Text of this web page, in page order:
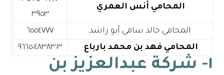
المحامي أنس العمري
٣٩٥٣
المحامي خالد سامي أبو راشد
٦٥٥٤٧٧٧
المحامي فهد بن محمد بارباع
٩٦٦٥٠٤٨٣٨٣٠٣
١- شركة عبدالعزيز بن